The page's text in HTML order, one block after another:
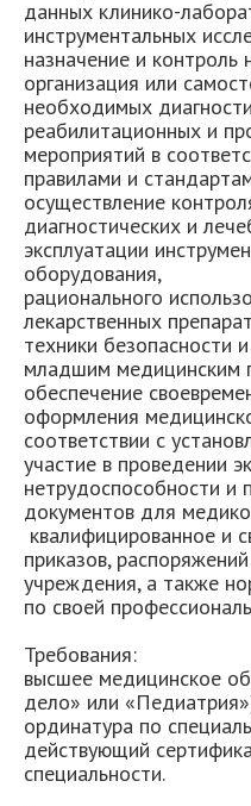
данных клинико-
инструментальных
назначение и
организация или
необходимых
реабилитационных и
мероприятий в
правилами и
осуществление
диагностических и
эксплуатации
оборудования,
рационального
лекарственных
техники безопасности
младшим медицинским
обеспечение
оформления
соответствии с
участие в проведении
нетрудоспособности и
документов для
квалифицированное и
приказов,
учреждения, а также
по своей
Требования:
высшее медицинское
дело» или
ординатура по
действующий
специальности.